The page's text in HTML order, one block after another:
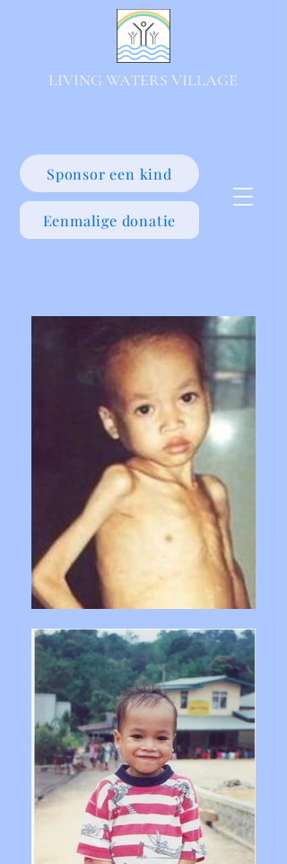
Sponsor een kind
Eenmalige donatie
LIVING WATERS VILLAGE